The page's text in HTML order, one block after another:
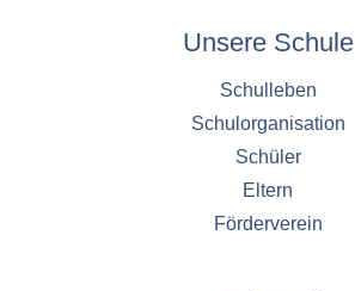
Unsere Schule
Schulleben
Schulorganisation
Schüler
Eltern
Förderverein